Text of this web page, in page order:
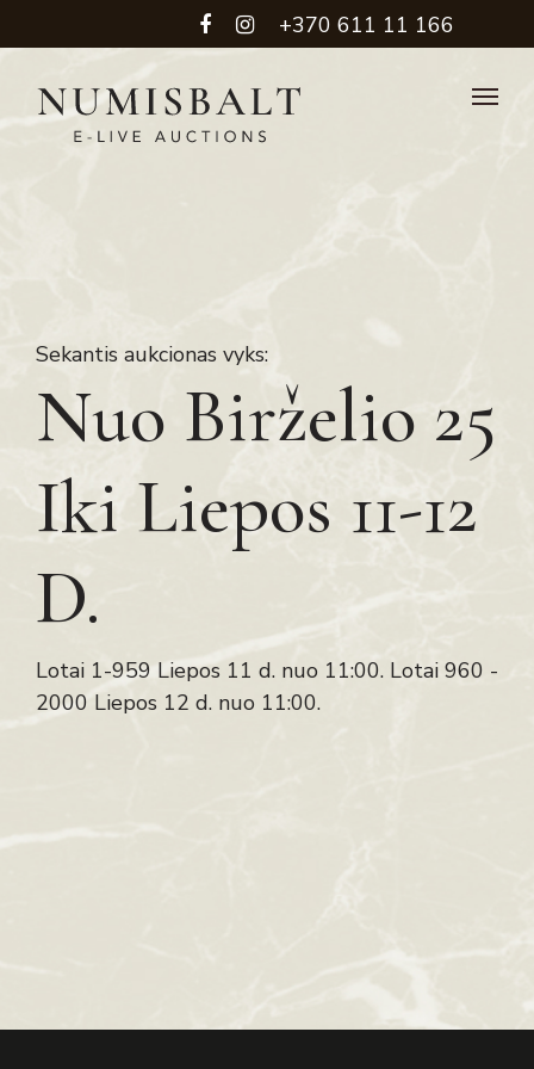
+370 611 11 166
Sekantis aukcionas vyks:
Nuo Birželio 25
Iki Liepos 11-12
D.
Lotai 1-959 Liepos 11 d. nuo 11:00. Lotai 960 -
2000 Liepos 12 d. nuo 11:00.